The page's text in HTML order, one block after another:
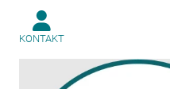
KONTAKT